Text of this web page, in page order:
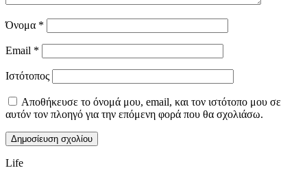
Όνομα *
Email *
Ιστότοπος
Αποθήκευσε το όνομά μου, email, και τον ιστότοπο μου σε
αυτόν τον πλοηγό για την επόμενη φορά που θα σχολιάσω.
Life